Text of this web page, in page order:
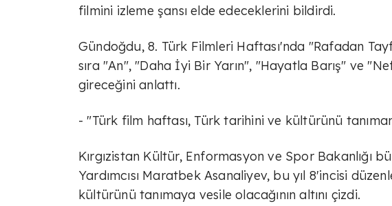
filmini izleme şansı elde edeceklerini bildirdi.
Gündoğdu, 8. Türk Filmleri Haftası'nda "Rafadan
sıra "An", "Daha İyi Bir Yarın", "Hayatla Barış" ve
gireceğini anlattı.
- "Türk film haftası, Türk tarihini ve kültürünü
Kırgızistan Kültür, Enformasyon ve Spor Bakanlığı
Yardımcısı Maratbek Asanaliyev, bu yıl 8'incisi
kültürünü tanımaya vesile olacağının altını çizdi.